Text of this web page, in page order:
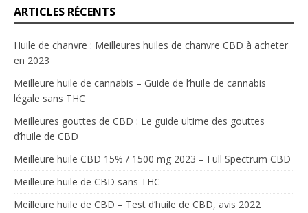
ARTICLES RÉCENTS
Huile de chanvre : Meilleures huiles de chanvre CBD à acheter
en 2023
Meilleure huile de cannabis – Guide de l’huile de cannabis
légale sans THC
Meilleures gouttes de CBD : Le guide ultime des gouttes
d’huile de CBD
Meilleure huile CBD 15% / 1500 mg 2023 – Full Spectrum CBD
Meilleure huile de CBD sans THC
Meilleure huile de CBD – Test d’huile de CBD, avis 2022